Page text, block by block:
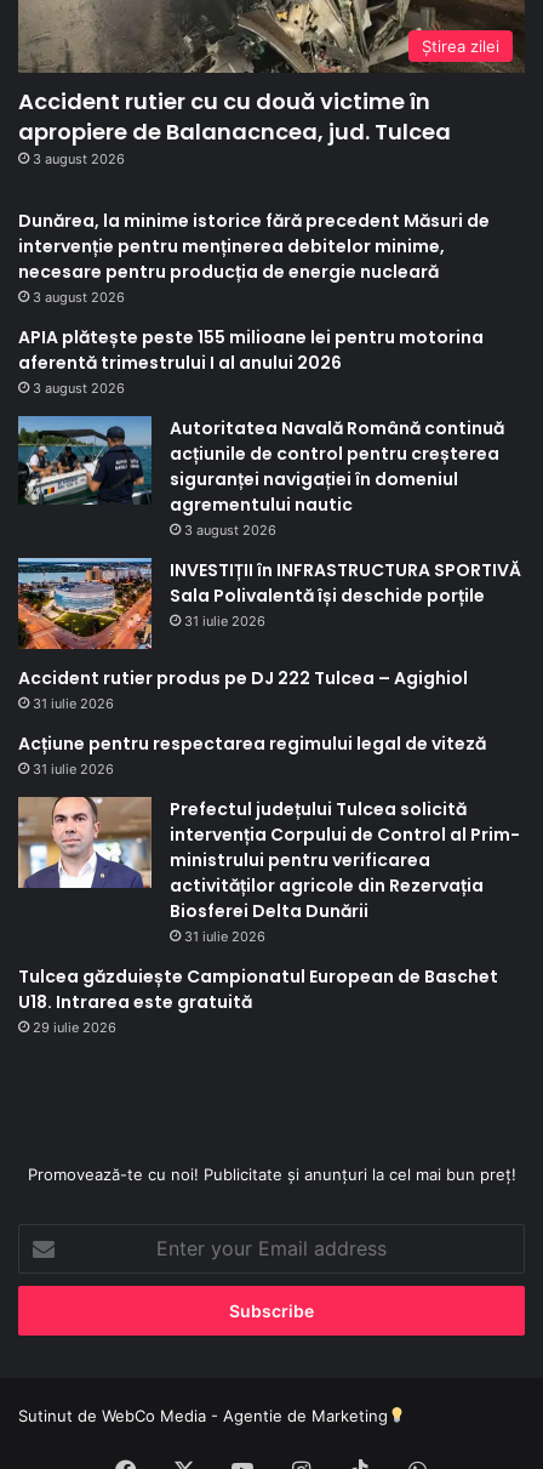
Ştirea zilei
Accident rutier cu cu două victime în
apropiere de Balanacncea, jud. Tulcea
3 august 2026
Dunărea, la minime istorice fără precedent Măsuri de
intervenție pentru menținerea debitelor minime,
necesare pentru producția de energie nucleară
3 august 2026
APIA plătește peste 155 milioane lei pentru motorina
aferentă trimestrului I al anului 2026
3 august 2026
Autoritatea Navală Română continuă
acțiunile de control pentru creșterea
siguranței navigației în domeniul
agrementului nautic
3 august 2026
INVESTIȚII în INFRASTRUCTURA SPORTIVĂ
Sala Polivalentă își deschide porțile
31 iulie 2026
Accident rutier produs pe DJ 222 Tulcea – Agighiol
31 iulie 2026
Acțiune pentru respectarea regimului legal de viteză
31 iulie 2026
Prefectul județului Tulcea solicită
intervenția Corpului de Control al Prim-
ministrului pentru verificarea
activităților agricole din Rezervația
Biosferei Delta Dunării
31 iulie 2026
Tulcea găzduiește Campionatul European de Baschet
U18. Intrarea este gratuită
29 iulie 2026
Promovează-te cu noi! Publicitate și anunțuri la cel mai bun preț!
your
Email
Sutinut de WebCo Media - Agentie de Marketing